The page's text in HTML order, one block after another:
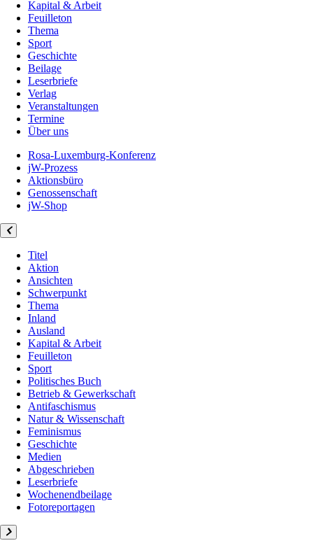
Kapital & Arbeit
Feuilleton
Thema
Sport
Geschichte
Beilage
Leserbriefe
Verlag
Veranstaltungen
Termine
Über uns
Rosa-Luxemburg-Konferenz
jW-Prozess
Aktionsbüro
Genossenschaft
jW-Shop
Titel
Aktion
Ansichten
Schwerpunkt
Thema
Inland
Ausland
Kapital & Arbeit
Feuilleton
Sport
Politisches Buch
Betrieb & Gewerkschaft
Antifaschismus
Natur & Wissenschaft
Feminismus
Geschichte
Medien
Abgeschrieben
Leserbriefe
Wochenendbeilage
Fotoreportagen